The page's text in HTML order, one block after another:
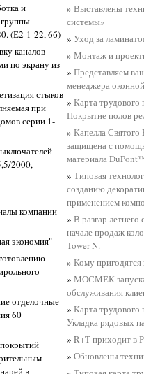
и
(Е2-1-22, 6б)
каналов
по экрану из
стыков
при
серии 1-
2000,
компании
экономия"
отделочные
60
в
» Выставлены
системы»
» Уход за
» Монтаж и
» Представляем
менеджера
» Карта трудового
Покрытие полов
» Капелла Святого
защищена с
материала
» Типовая
созданию
применением
» В разгар
начале продаж
Tower N.
» Кому
» МОСМЕК
обслуживания
» Карта трудового
Укладка рядовых
» R+T приходит в
» Обновлены